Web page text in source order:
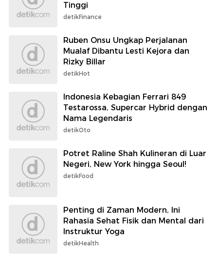
Tinggi
detikFinance
Ruben Onsu Ungkap Perjalanan
Mualaf Dibantu Lesti Kejora dan
Rizky Billar
detikHot
Indonesia Kebagian Ferrari 849
Testarossa, Supercar Hybrid dengan
Nama Legendaris
detikOto
Potret Raline Shah Kulineran di Luar
Negeri, New York hingga Seoul!
detikFood
Penting di Zaman Modern, Ini
Rahasia Sehat Fisik dan Mental dari
Instruktur Yoga
detikHealth